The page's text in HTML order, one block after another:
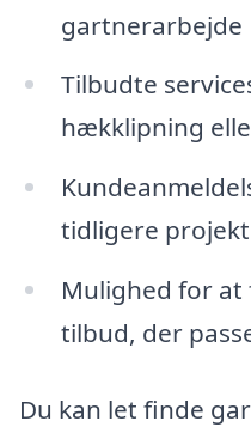
gartnerarbejde
Tilbudte
hækklipning
tidligere
Mulighed for
tilbud, der
Du kan let finde